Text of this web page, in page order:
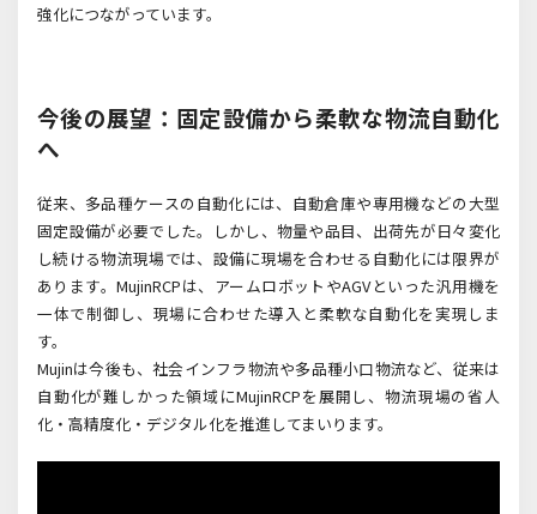
強化につながっています。
今後の展望：固定設備から柔軟な物流自動化
へ
従来、多品種ケースの自動化には、自動倉庫や専用機などの大型
固定設備が必要でした。しかし、物量や品目、出荷先が日々変化
し続ける物流現場では、設備に現場を合わせる自動化には限界が
あります。MujinRCPは、アームロボットやAGVといった汎用機を
一体で制御し、現場に合わせた導入と柔軟な自動化を実現しま
す。
Mujinは今後も、社会インフラ物流や多品種小口物流など、従来は
自動化が難しかった領域にMujinRCPを展開し、物流現場の省人
化・高精度化・デジタル化を推進してまいります。